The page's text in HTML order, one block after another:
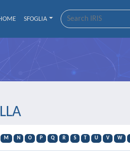
SFOGLIA
M N O P Q R S T U V W